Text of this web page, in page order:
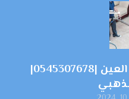
شركة تنظيف فلل في العين |0545307678|